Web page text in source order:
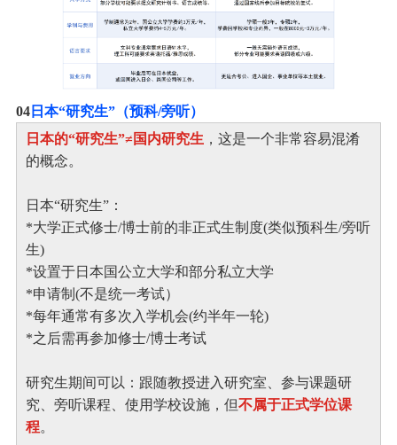
04 日本“研究生”（预科/旁听）
日本的“研究生”≠国内研究生 ，这是一个非常容易混淆
的概念。
日本“研究生”：
*大学正式修士/博士前的非正式生制度(类似预科生/旁听
生)
*设置于日本国公立大学和部分私立大学
*申请制(不是统一考试）
*每年通常有多次入学机会(约半年一轮)
*之后需再参加修士/博士考试
研究生期间可以：跟随教授进入研究室、参与课题研
究、旁听课程、使用学校设施，但不属于正式学位课
程。